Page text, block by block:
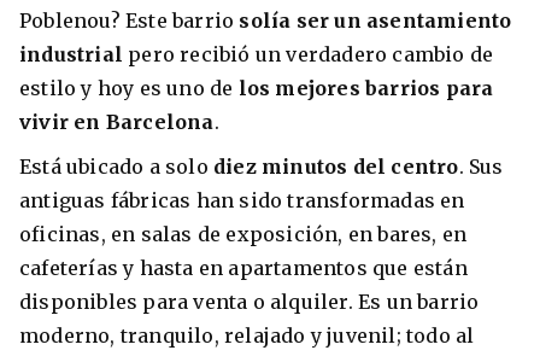
Poblenou? Este barrio solía ser un asentamiento
industrial pero recibió un verdadero cambio de
estilo y hoy es uno de los mejores barrios para
vivir en Barcelona.
Está ubicado a solo diez minutos del centro. Sus
antiguas fábricas han sido transformadas en
oficinas, en salas de exposición, en bares, en
cafeterías y hasta en apartamentos que están
disponibles para venta o alquiler. Es un barrio
moderno, tranquilo, relajado y juvenil; todo al